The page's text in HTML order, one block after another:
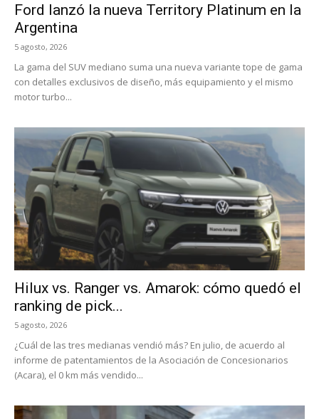
Ford lanzó la nueva Territory Platinum en la
Argentina
5 agosto, 2026
La gama del SUV mediano suma una nueva variante tope de gama
con detalles exclusivos de diseño, más equipamiento y el mismo
motor turbo...
Hilux vs. Ranger vs. Amarok: cómo quedó el
ranking de pick...
5 agosto, 2026
¿Cuál de las tres medianas vendió más? En julio, de acuerdo al
informe de patentamientos de la Asociación de Concesionarios
(Acara), el 0 km más vendido...